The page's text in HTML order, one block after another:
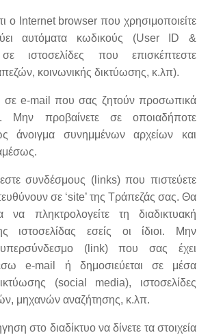
ο Internet browser που χρησιμοποιείτε
αυτόματα κωδικούς (User ID &
ιστοσελίδες που επισκέπτεστε
κοινωνικής δικτύωσης, κ.λπ).
σε e-mail που σας ζητούν προσωπικά
Μην προβαίνετε σε οποιαδήποτε
άνοιγμα συνημμένων αρχείων και
συνδέσμους (links) που πιστεύετε
σε ‘site’ της Τράπεζάς σας. Θα
να πληκτρολογείτε τη διαδικτυακή
ιστοσελίδας εσείς οι ίδιοι. Μην
υπερσύνδεσμο (link) που σας έχει
e-mail ή δημοσιεύεται σε μέσα
(social media), ιστοσελίδες
μηχανών αναζήτησης, κ.λπ.
στο διαδίκτυο να δίνετε τα στοιχεία